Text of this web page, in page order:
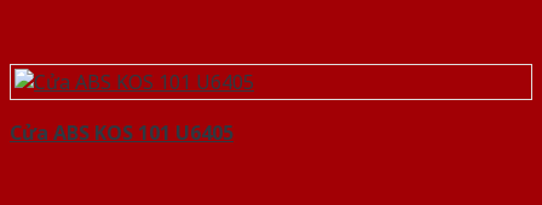
Cửa ABS KOS 101 U6405